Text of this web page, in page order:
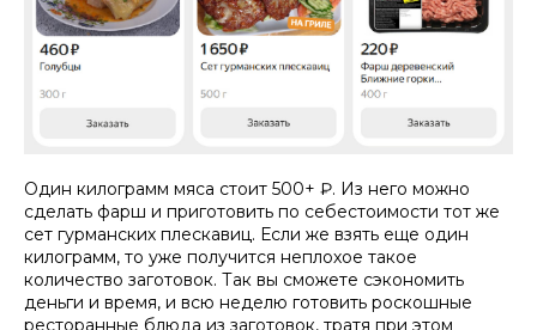
Один килограмм мяса стоит 500+ ₽. Из него можно
сделать фарш и приготовить по себестоимости тот же
сет гурманских плескавиц. Если же взять еще один
килограмм, то уже получится неплохое такое
количество заготовок. Так вы сможете сэкономить
деньги и время, и всю неделю готовить роскошные
ресторанные блюда из заготовок, тратя при этом